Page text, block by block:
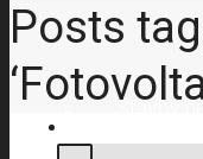
Stavby
Posts